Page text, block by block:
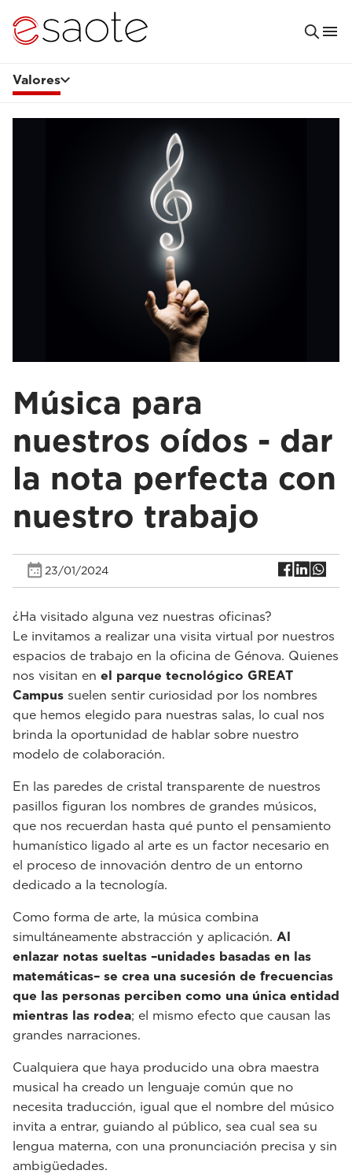
Valores
Música para
nuestros oídos - dar
la nota perfecta con
nuestro trabajo
23/01/2024
¿Ha visitado alguna vez nuestras oficinas?
Le invitamos a realizar una visita virtual por nuestros
espacios de trabajo en la oficina de Génova. Quienes
nos visitan en el parque tecnológico GREAT
Campus suelen sentir curiosidad por los nombres
que hemos elegido para nuestras salas, lo cual nos
brinda la oportunidad de hablar sobre nuestro
modelo de colaboración.
En las paredes de cristal transparente de nuestros
pasillos figuran los nombres de grandes músicos,
que nos recuerdan hasta qué punto el pensamiento
humanístico ligado al arte es un factor necesario en
el proceso de innovación dentro de un entorno
dedicado a la tecnología.
Como forma de arte, la música combina
simultáneamente abstracción y aplicación. Al
enlazar notas sueltas –unidades basadas en las
matemáticas– se crea una sucesión de frecuencias
que las personas perciben como una única entidad
mientras las rodea; el mismo efecto que causan las
grandes narraciones.
Cualquiera que haya producido una obra maestra
musical ha creado un lenguaje común que no
necesita traducción, igual que el nombre del músico
invita a entrar, guiando al público, sea cual sea su
lengua materna, con una pronunciación precisa y sin
ambigüedades.